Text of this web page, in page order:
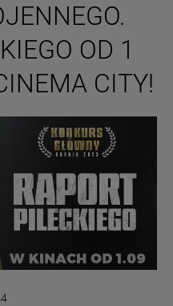
OD 1
CITY!